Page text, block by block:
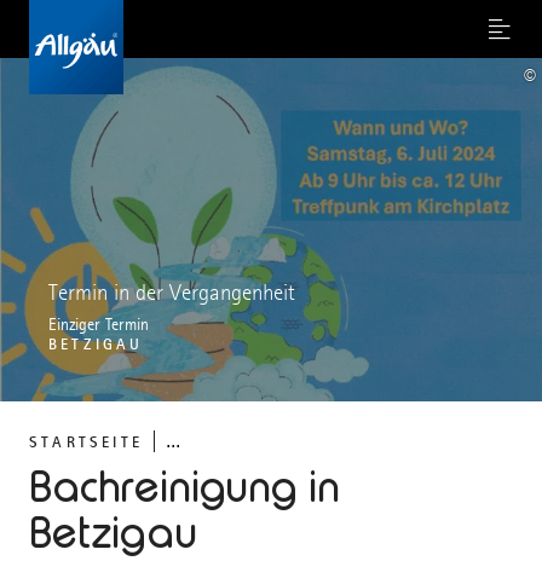
Menu
STARTSEITE ...
Bachreinigung in
Betzigau
Termin in der Vergangenheit
Einziger Termin
BETZIGAU
©